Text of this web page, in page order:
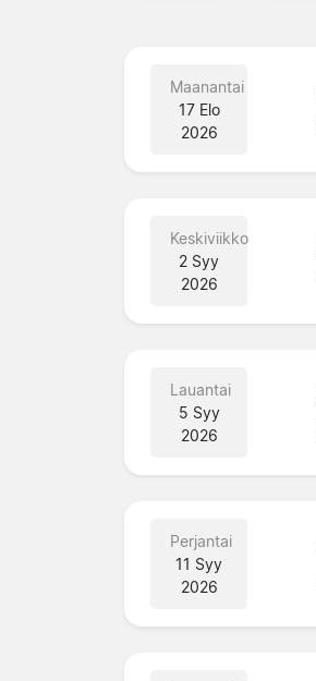
Maanantai
17 Elo
2026
Keskiviikko
2 Syy
2026
Lauantai
5 Syy
2026
Perjantai
11 Syy
2026